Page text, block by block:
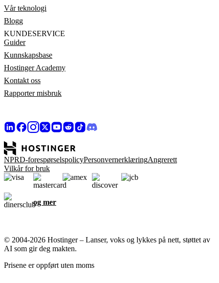
Vår teknologi
Blogg
KUNDESERVICE
Guider
Kunnskapsbase
Hostinger Academy
Kontakt oss
Rapporter misbruk
NPRD-forespørselspolicyPersonvernerklæringAngrerett
Vilkår for bruk
og mer
© 2004-2026 Hostinger – Lanser, voks og lykkes på nett, støttet av
AI som gir deg makten.
Prisene er oppført uten moms